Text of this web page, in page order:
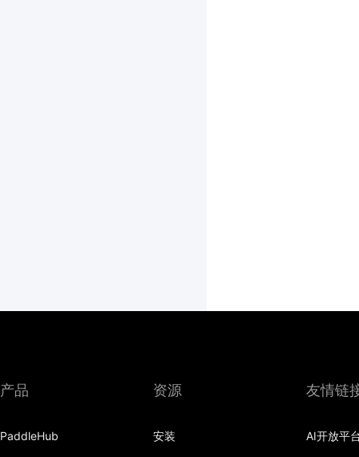
产品
PaddleHub
资源
安装
友情链
AI开放平